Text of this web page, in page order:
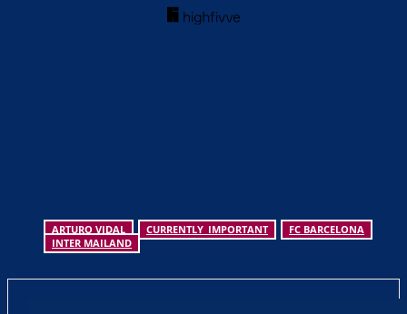
ARTURO VIDAL CURRENTLY_IMPORTANT
FC BARCELONA
INTER MAILAND